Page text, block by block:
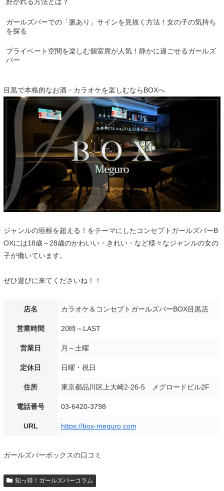
好かれる方法とは？
ガールズバーでの「脈あり」サインを見抜く方法！女の子の気持ち
を探る
プライベート空間を楽しむ個室席が人気！静かに過ごせるガールズ
バー
目黒で本格的なお酒・カラオケを楽しむならBOXへ
ジャンルの垣根を超える！をテーマにしたコンセプトガールズバーB
OXには18歳～28歳のかわいい・きれい・など様々なジャンルの女の
子が働いています。
ぜひ遊びに来てくださいね！！
店名 カラオケ＆コンセプトガールズバーBOX目黒店
営業時間 20時～LAST
営業日 月～土曜
定休日 日曜・祝日
住所 東京都品川区上大崎2-26-5 メグロードビル2F
電話番号 03-6420-3798
URL https://box-meguro.com
ガールズバーボックスの口コミ
知っ得！ガールズバーコラム